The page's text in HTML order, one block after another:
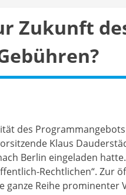
Zukunft
des
Klaus
Berlin eingeladen
Rechtlichen“. Zur
Reihe prominenter